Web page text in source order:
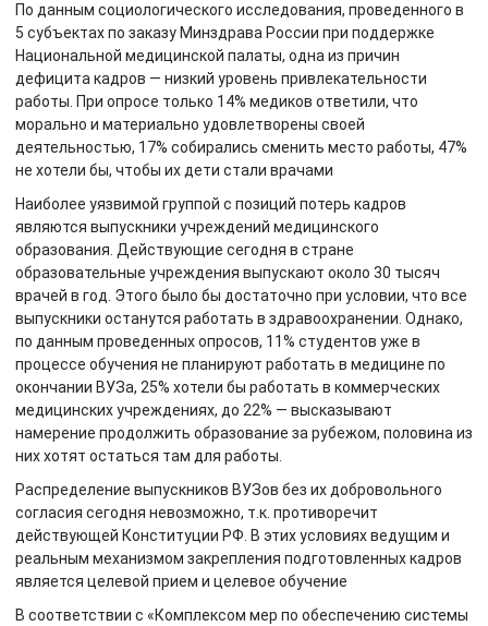
По данным социологического исследования, проведенного в
5 субъектах по заказу Минздрава России при поддержке
Национальной медицинской палаты, одна из причин
дефицита кадров — низкий уровень привлекательности
работы. При опросе только 14% медиков ответили, что
морально и материально удовлетворены своей
деятельностью, 17% собирались сменить место работы, 47%
не хотели бы, чтобы их дети стали врачами
Наиболее уязвимой группой с позиций потерь кадров
являются выпускники учреждений медицинского
образования. Действующие сегодня в стране
образовательные учреждения выпускают около 30 тысяч
врачей в год. Этого было бы достаточно при условии, что все
выпускники останутся работать в здравоохранении. Однако,
по данным проведенных опросов, 11% студентов уже в
процессе обучения не планируют работать в медицине по
окончании ВУЗа, 25% хотели бы работать в коммерческих
медицинских учреждениях, до 22% — высказывают
намерение продолжить образование за рубежом, половина из
них хотят остаться там для работы.
Распределение выпускников ВУЗов без их добровольного
согласия сегодня невозможно, т.к. противоречит
действующей Конституции РФ. В этих условиях ведущим и
реальным механизмом закрепления подготовленных кадров
является целевой прием и целевое обучение
В соответствии с «Комплексом мер по обеспечению системы